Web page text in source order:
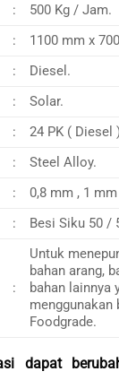
:
500 Kg / Jam.
:
1100 mm x
:
Diesel.
:
Solar.
:
24 PK ( Diesel )
:
Steel Alloy.
:
0,8 mm , 1
: Besi Siku 50 /
:
Untuk
bahan arang,
bahan lainnya
menggunakan
Foodgrade.
dapat